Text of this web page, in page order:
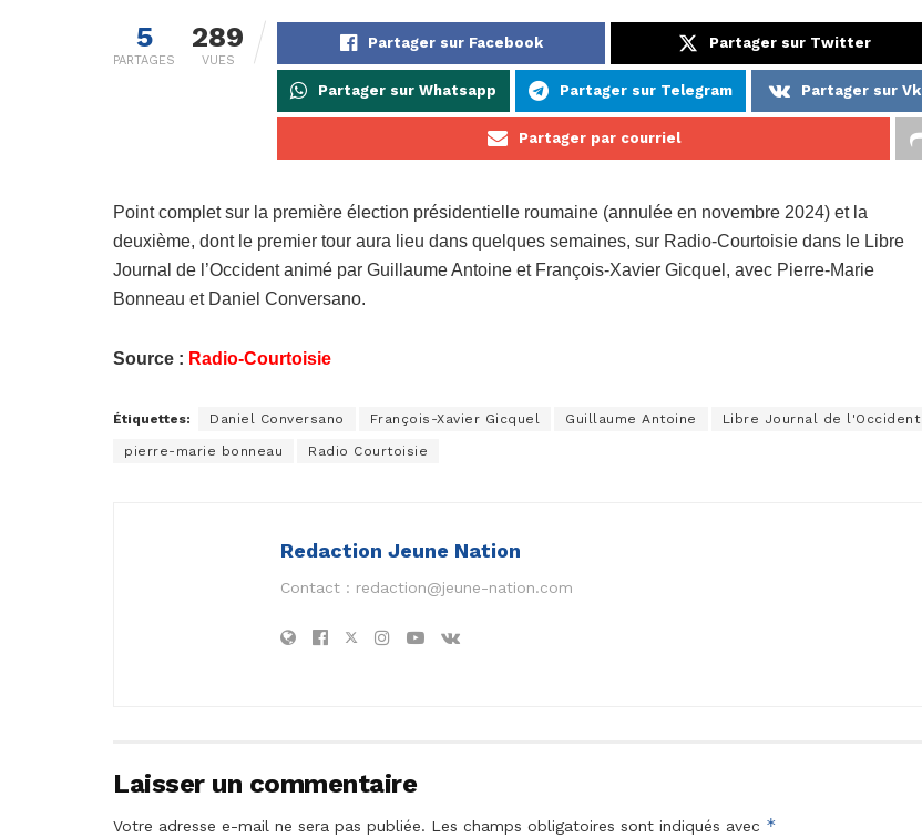
5
PARTAGES
289
VUES
Partager sur Facebook Partager sur Twitter
Partager sur Whatsapp Partager sur Telegram Partager sur Vk
Partager par courriel
Point complet sur la première élection présidentielle roumaine (annulée en novembre 2024) et la
deuxième, dont le premier tour aura lieu dans quelques semaines, sur Radio-Courtoisie dans le Libre
Journal de l’Occident animé par Guillaume Antoine et François-Xavier Gicquel, avec Pierre-Marie
Bonneau et Daniel Conversano.
Source : Radio-Courtoisie
Étiquettes: Daniel Conversano François-Xavier Gicquel Guillaume Antoine Libre Journal de l'Occident
pierre-marie bonneau Radio Courtoisie
Redaction Jeune Nation
Contact : redaction@jeune-nation.com
Laisser un commentaire
Votre adresse e-mail ne sera pas publiée. Les champs obligatoires sont indiqués avec *